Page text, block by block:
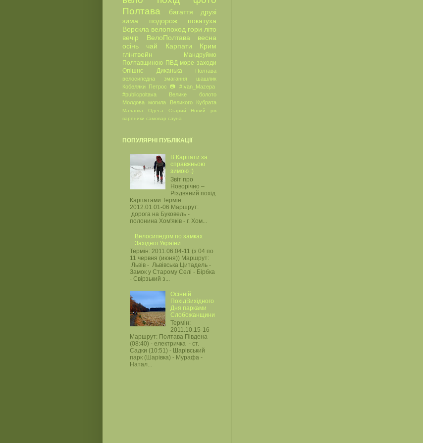
Полтава
багаття
друзі
зима
подорож
покатуха
Ворскла велопоход гори літо
вечір
ВелоПолтава
весна
осінь
чай Карпати
Крим
глінтвейн
Мандруймо
Полтавщиною ПВД море заходи
Опішнє
Диканька
Полтава
велосипедна
змагання
шашлик
Кобеляки
Петрос 📷
#Ivan_Mazepa
#publicpoltava
Велике болото
Молдова
могила Великого Кубрата
Маланка Одеса
Старий Новий рік
вареники самовар сауна
ПОПУЛЯРНІ ПУБЛІКАЦІЇ
В Карпати за
справжньою
зимою :)
Звіт про
Новорічно –
Різдвяний похід
Карпатами Термін:
2012.01.01-06 Маршрут:
дорога на Буковель -
полонина Хом'яків - г. Хом...
Велосипедом по замках
Західної України
Термін: 2011.06.04-11 (з 04 по
11 червня (июня)) Маршрут:
Львів - Львівська Цитадель -
Замок у Старому Селі - Бірбка
- Свірзький з...
Осінній
ПохідВихідного
Дня парками
Слобожанщини
Термін:
2011.10.15-16
Маршрут: Полтава Південа
(08:40) - електричка - ст.
Садки (10:51) - Шарівський
парк (Шарівка) - Мурафа -
Натал...